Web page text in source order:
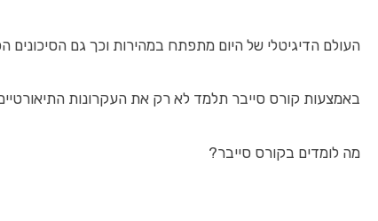
העולם הדיגיטלי של היום מתפתח במהירות וכך גם
באמצעות קורס סייבר תלמד לא רק את העקרונות
מה לומדים בקורס סייבר?